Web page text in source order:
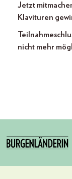
Jetzt
Klavituren
nicht mehr